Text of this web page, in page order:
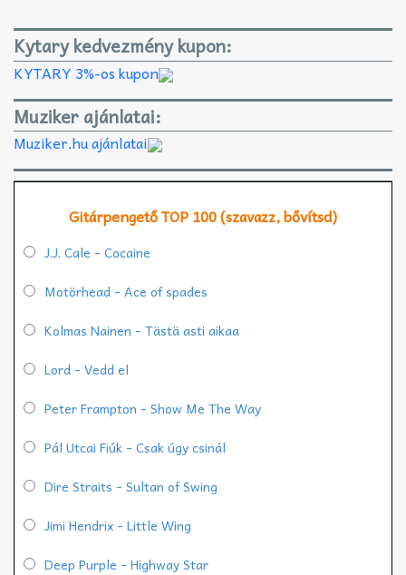
Kytary kedvezmény kupon:
KYTARY 3%-os kupon
Muziker ajánlatai:
Muziker.hu ajánlatai
Gitárpengető TOP 100 (szavazz, bővítsd)
J.J. Cale - Cocaine
Motörhead - Ace of spades
Kolmas Nainen - Tästä asti aikaa
Lord - Vedd el
Peter Frampton - Show Me The Way
Pál Utcai Fiúk - Csak úgy csinál
Dire Straits - Sultan of Swing
Jimi Hendrix - Little Wing
Deep Purple - Highway Star